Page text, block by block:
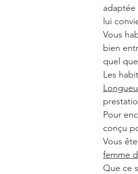
lui
Vous
bien
quel
Les
Pour
conçu
Vous
femme
Que ce